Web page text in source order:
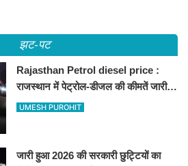
झट-पट
Rajasthan Petrol diesel price :
राजस्थान में पेट्रोल-डीजल की कीमतें जारी,
जानिए बीकानेर समेत पुरे प्रदेश में नए रेट
UMESH PUROHIT
जारी हुआ 2026 की सरकारी छुट्टियों का